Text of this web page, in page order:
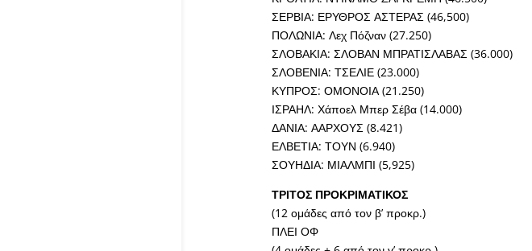
ΣΕΡΒΙΑ: ΕΡΥΘΡΟΣ ΑΣΤΕΡΑΣ (46,500)
ΠΟΛΩΝΙΑ: Λεχ Πόζναν (27.250)
ΣΛΟΒΑΚΙΑ: ΣΛΟΒΑΝ ΜΠΡΑΤΙΣΛΑΒΑΣ (36.000)
ΣΛΟΒΕΝΙΑ: ΤΣΕΛΙΕ (23.000)
ΚΥΠΡΟΣ: ΟΜΟΝΟΙΑ (21.250)
ΙΣΡΑΗΛ: Χάποελ Μπερ Σέβα (14.000)
ΔΑΝΙΑ: ΑΑΡΧΟΥΣ (8.421)
ΕΛΒΕΤΙΑ: ΤΟΥΝ (6.940)
ΣΟΥΗΔΙΑ: ΜΙΑΛΜΠΙ (5,925)
ΤΡΙΤΟΣ ΠΡΟΚΡΙΜΑΤΙΚΟΣ
(12 ομάδες από τον β’ προκρ.)
ΠΛΕΙ ΟΦ